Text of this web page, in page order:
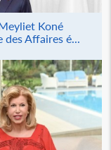
Koné
Affaires é...